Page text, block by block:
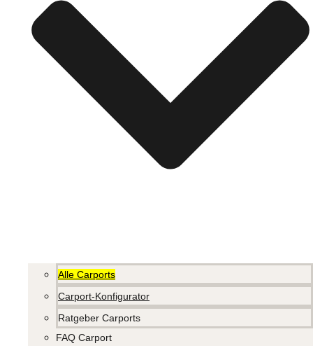
Alle Carports
Carport-Konfigurator
Ratgeber Carports
FAQ Carport